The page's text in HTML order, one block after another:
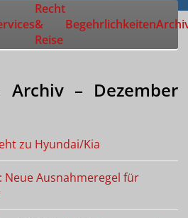
Zur Startseite
Recht
&
Reise
Begehrlichkeiten
Archiv – Dezember
zu Hyundai/Kia
Neue Ausnahmeregel für